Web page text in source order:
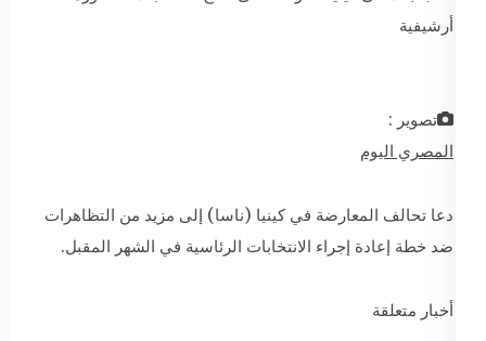
أرشيفية
تصوير :
المصري اليوم
دعا تحالف المعارضة في كينيا (ناسا) إلى مزيد من التظاهرات
ضد خطة إعادة إجراء الانتخابات الرئاسية في الشهر المقبل.
أخبار متعلقة